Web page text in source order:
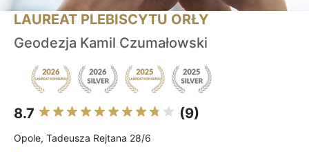
LAUREAT PLEBISCYTU ORŁY
Geodezja Kamil Czumałowski
8.7 (9)
Opole, Tadeusza Rejtana 28/6